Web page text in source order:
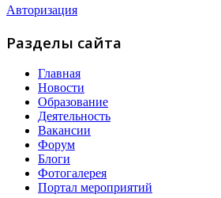
Авторизация
Разделы сайта
Главная
Новости
Образование
Деятельность
Вакансии
Форум
Блоги
Фотогалерея
Портал мероприятий